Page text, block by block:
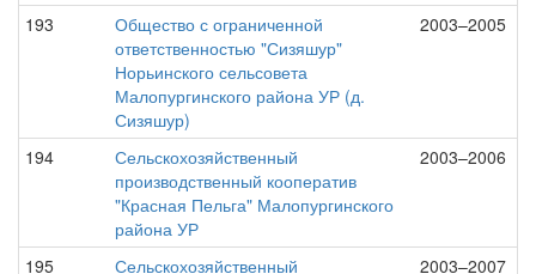
193
Общество с ограниченной
ответственностью "Сизяшур"
Норьинского сельсовета
Малопургинского района УР (д.
Сизяшур)
2003–2005
194
Сельскохозяйственный
производственный кооператив
"Красная Пельга" Малопургинского
района УР
2003–2006
195
Сельскохозяйственный
2003–2007